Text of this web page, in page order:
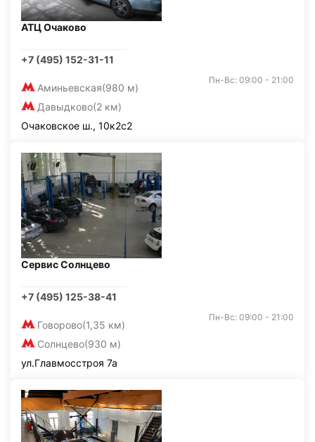
АТЦ Очаково
+7 (495) 152-31-11
Аминьевская(980 м)
Давыдково(2 км)
Пн-Вс: 09:00 - 21:00
Очаковское ш., 10к2с2
Сервис Солнцево
+7 (495) 125-38-41
Говорово(1,35 км)
Солнцево(930 м)
Пн-Вс: 09:00 - 21:00
ул.Главмосстроя 7а